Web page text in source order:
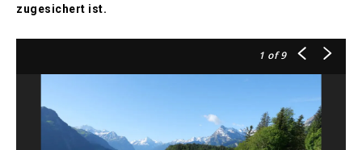
zugesichert ist.
1 of 9